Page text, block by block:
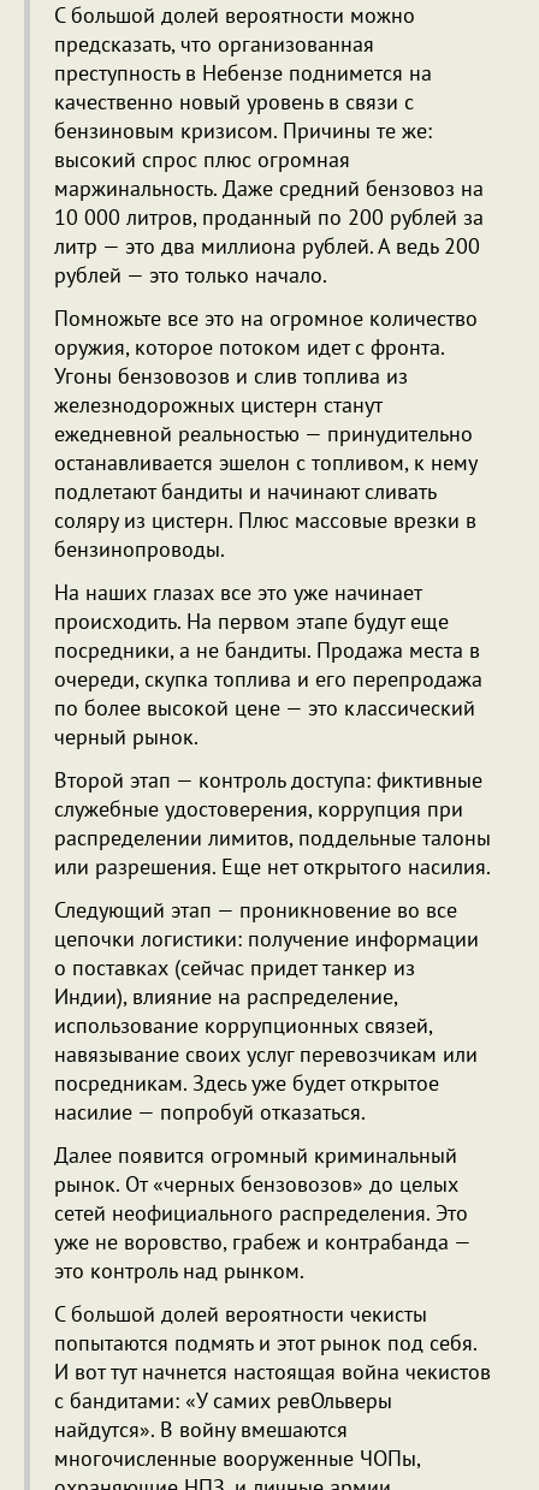
С большой долей вероятности можно
предсказать, что организованная
преступность в Небензе поднимется на
качественно новый уровень в связи с
бензиновым кризисом. Причины те же:
высокий спрос плюс огромная
маржинальность. Даже средний бензовоз на
10 000 литров, проданный по 200 рублей за
литр — это два миллиона рублей. А ведь 200
рублей — это только начало.
Помножьте все это на огромное количество
оружия, которое потоком идет с фронта.
Угоны бензовозов и слив топлива из
железнодорожных цистерн станут
ежедневной реальностью — принудительно
останавливается эшелон с топливом, к нему
подлетают бандиты и начинают сливать
соляру из цистерн. Плюс массовые врезки в
бензинопроводы.
На наших глазах все это уже начинает
происходить. На первом этапе будут еще
посредники, а не бандиты. Продажа места в
очереди, скупка топлива и его перепродажа
по более высокой цене — это классический
черный рынок.
Второй этап — контроль доступа: фиктивные
служебные удостоверения, коррупция при
распределении лимитов, поддельные талоны
или разрешения. Еще нет открытого насилия.
Следующий этап — проникновение во все
цепочки логистики: получение информации
о поставках (сейчас придет танкер из
Индии), влияние на распределение,
использование коррупционных связей,
навязывание своих услуг перевозчикам или
посредникам. Здесь уже будет открытое
насилие — попробуй отказаться.
Далее появится огромный криминальный
рынок. От «черных бензовозов» до целых
сетей неофициального распределения. Это
уже не воровство, грабеж и контрабанда —
это контроль над рынком.
С большой долей вероятности чекисты
попытаются подмять и этот рынок под себя.
И вот тут начнется настоящая война чекистов
с бандитами: «У самих ревОльверы
найдутся». В войну вмешаются
многочисленные вооруженные ЧОПы,